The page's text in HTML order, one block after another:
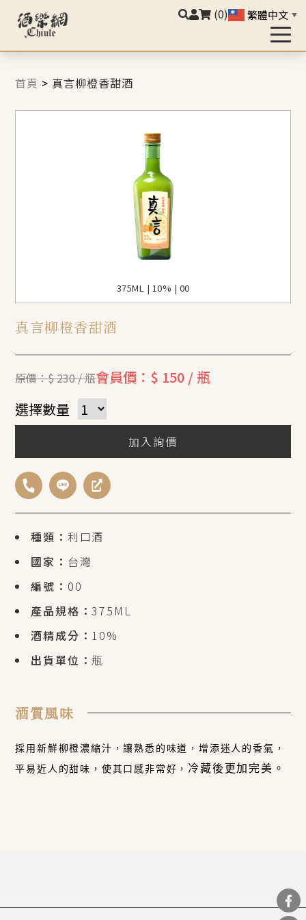
(0) 繁體中文 ▼
首頁 > 真言柳橙香甜酒
375ML | 10% | 00
真言柳橙香甜酒
種類： 利口酒
國家： 台灣
編號： 00
產品規格：375ML
酒精成分： 10%
出貨單位：瓶
原價：$ 230 / 瓶會員價：$ 150 / 瓶
選擇數量
加入詢價
酒質風味
採用新鮮柳橙濃縮汁，讓熟悉的味道，增添迷人的香氣，
平易近人的甜味，使其口感非常好， 冷藏後更加完美。